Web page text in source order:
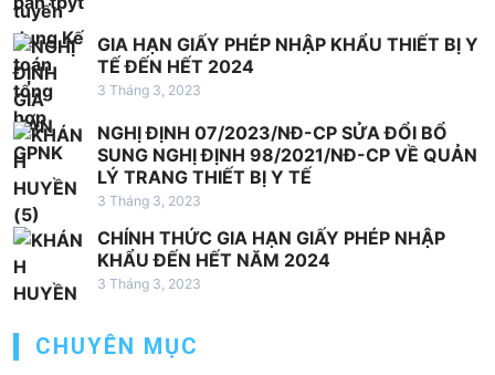
i
ế
t
GIA HẠN GIẤY PHÉP NHẬP KHẨU THIẾT BỊ Y
TẾ ĐẾN HẾT 2024
3 Tháng 3, 2023
NGHỊ ĐỊNH 07/2023/NĐ-CP SỬA ĐỔI BỔ
SUNG NGHỊ ĐỊNH 98/2021/NĐ-CP VỀ QUẢN
LÝ TRANG THIẾT BỊ Y TẾ
3 Tháng 3, 2023
CHÍNH THỨC GIA HẠN GIẤY PHÉP NHẬP
KHẨU ĐẾN HẾT NĂM 2024
3 Tháng 3, 2023
CHUYÊN MỤC